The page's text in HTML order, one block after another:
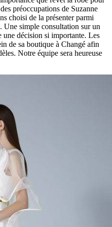
préoccupations de Suzanne
choisi de la présenter parmi
Une simple consultation sur un
une décision si importante. Les
de sa boutique à Changé afin
Notre équipe sera heureuse